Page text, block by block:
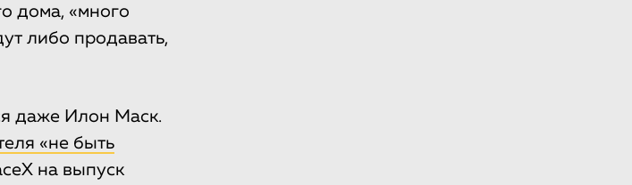
дома, «много
либо продавать,
даже Илон Маск.
«не быть
на выпуск